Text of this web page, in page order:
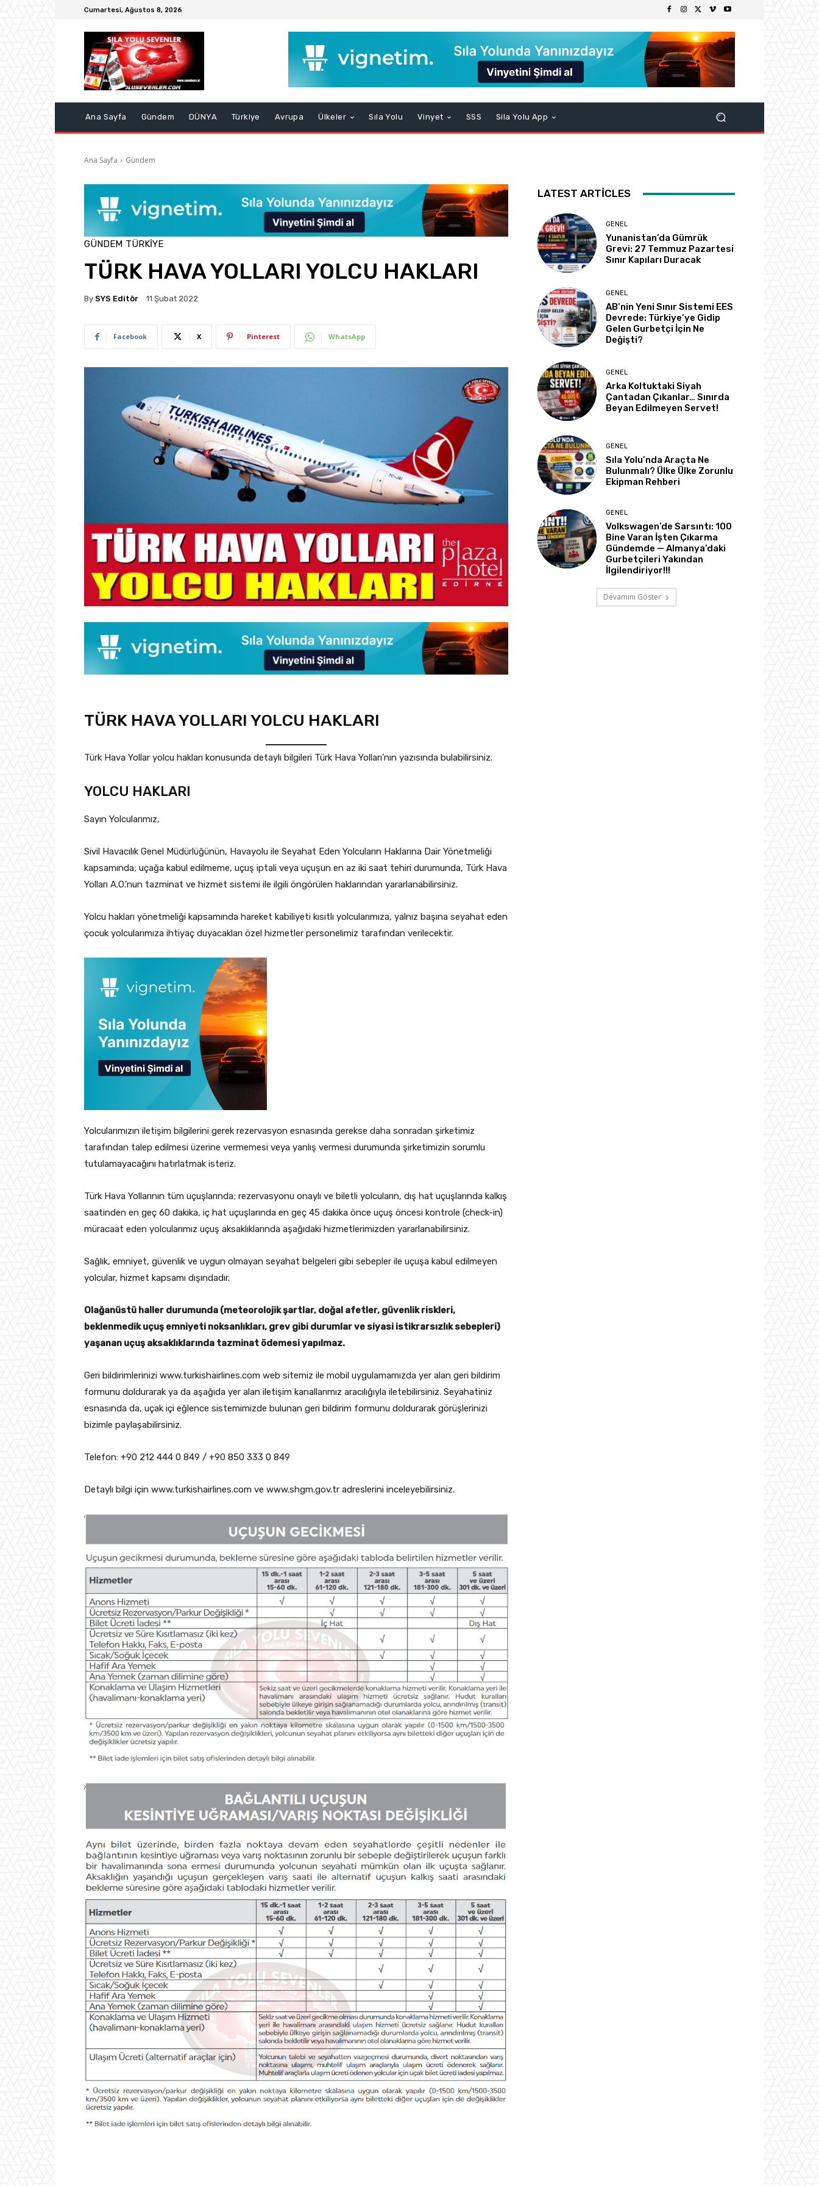
Cumartesi, Ağustos 8, 2026
Ana Sayfa Gündem DÜNYA Türkiye Avrupa Ülkeler Sıla Yolu Vinyet SSS Sila Yolu App
Ana Sayfa Gündem
GÜNDEM TÜRKIYE
TÜRK HAVA YOLLARI YOLCU HAKLARI
By SYS Editör 11 Şubat 2022
Facebook X Pinterest WhatsApp
TÜRK HAVA YOLLARI YOLCU HAKLARI
Türk Hava Yollar yolcu hakları konusunda detaylı bilgileri Türk Hava Yolları’nın yazısında bulabilirsiniz.
YOLCU HAKLARI
Sayın Yolcularımız,
Sivil Havacılık Genel Müdürlüğünün, Havayolu ile Seyahat Eden Yolcuların Haklarına Dair Yönetmeliği
kapsamında; uçağa kabul edilmeme, uçuş iptali veya uçuşun en az iki saat tehiri durumunda, Türk Hava
Yolları A.O.’nun tazminat ve hizmet sistemi ile ilgili öngörülen haklarından yararlanabilirsiniz.
Yolcu hakları yönetmeliği kapsamında hareket kabiliyeti kısıtlı yolcularımıza, yalnız başına seyahat eden
çocuk yolcularımıza ihtiyaç duyacakları özel hizmetler personelimiz tarafından verilecektir.
Yolcularımızın iletişim bilgilerini gerek rezervasyon esnasında gerekse daha sonradan şirketimiz
tarafından talep edilmesi üzerine vermemesi veya yanlış vermesi durumunda şirketimizin sorumlu
tutulamayacağını hatırlatmak isteriz.
Türk Hava Yollarının tüm uçuşlarında; rezervasyonu onaylı ve biletli yolcuların, dış hat uçuşlarında kalkış
saatinden en geç 60 dakika, iç hat uçuşlarında en geç 45 dakika önce uçuş öncesi kontrole (check-in)
müracaat eden yolcularımız uçuş aksaklıklarında aşağıdaki hizmetlerimizden yararlanabilirsiniz.
Sağlık, emniyet, güvenlik ve uygun olmayan seyahat belgeleri gibi sebepler ile uçuşa kabul edilmeyen
yolcular, hizmet kapsamı dışındadır.
Olağanüstü haller durumunda (meteorolojik şartlar, doğal afetler, güvenlik riskleri,
beklenmedik uçuş emniyeti noksanlıkları, grev gibi durumlar ve siyasi istikrarsızlık sebepleri)
yaşanan uçuş aksaklıklarında tazminat ödemesi yapılmaz.
Geri bildirimlerinizi www.turkishairlines.com web sitemiz ile mobil uygulamamızda yer alan geri bildirim
formunu doldurarak ya da aşağıda yer alan iletişim kanallarımız aracılığıyla iletebilirsiniz. Seyahatiniz
esnasında da, uçak içi eğlence sistemimizde bulunan geri bildirim formunu doldurarak görüşlerinizi
bizimle paylaşabilirsiniz.
Telefon: +90 212 444 0 849 / +90 850 333 0 849
Detaylı bilgi için www.turkishairlines.com ve www.shgm.gov.tr adreslerini inceleyebilirsiniz.
LATEST ARTICLES
GENEL
Yunanistan’da Gümrük
Grevi: 27 Temmuz Pazartesi
Sınır Kapıları Duracak
GENEL
AB’nin Yeni Sınır Sistemi EES
Devrede: Türkiye’ye Gidip
Gelen Gurbetçi İçin Ne
Değişti?
GENEL
Arka Koltuktaki Siyah
Çantadan Çıkanlar… Sınırda
Beyan Edilmeyen Servet!
GENEL
Sıla Yolu’nda Araçta Ne
Bulunmalı? Ülke Ülke Zorunlu
Ekipman Rehberi
GENEL
Volkswagen’de Sarsıntı: 100
Bine Varan İşten Çıkarma
Gündemde — Almanya’daki
Gurbetçileri Yakından
İlgilendiriyor!!!
Devamını Göster